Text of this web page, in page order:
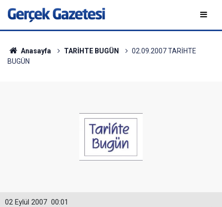
Anasayfa TARİHTE BUGÜN
02.09.2007 TARİHTE
BUGÜN
00:01
02 Eylül 2007